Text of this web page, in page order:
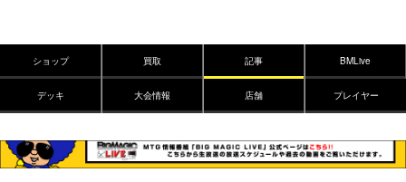
ショップ 買取 記事 BMLive
デッキ 大会情報 店舗 プレイヤー